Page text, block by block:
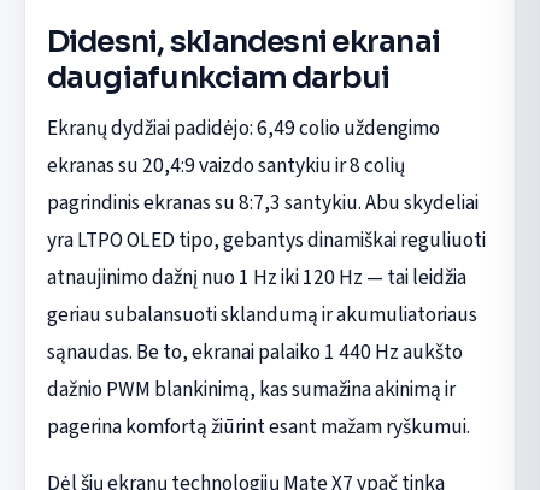
Didesni, sklandesni ekranai
daugiafunkciam darbui
Ekranų dydžiai padidėjo: 6,49 colio uždengimo
ekranas su 20,4:9 vaizdo santykiu ir 8 colių
pagrindinis ekranas su 8:7,3 santykiu. Abu skydeliai
yra LTPO OLED tipo, gebantys dinamiškai reguliuoti
atnaujinimo dažnį nuo 1 Hz iki 120 Hz — tai leidžia
geriau subalansuoti sklandumą ir akumuliatoriaus
sąnaudas. Be to, ekranai palaiko 1 440 Hz aukšto
dažnio PWM blankinimą, kas sumažina akinimą ir
pagerina komfortą žiūrint esant mažam ryškumui.
Dėl šių ekranų technologijų Mate X7 ypač tinka